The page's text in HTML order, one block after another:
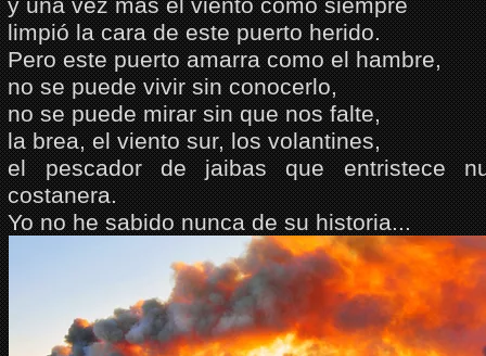
limpió la cara de este puerto herido.
Pero este puerto amarra como el hambre,
no se puede vivir sin conocerlo,
no se puede mirar sin que nos falte,
la brea, el viento sur, los volantines,
el pescador de jaibas que entristece
costanera.
Yo no he sabido nunca de su historia...